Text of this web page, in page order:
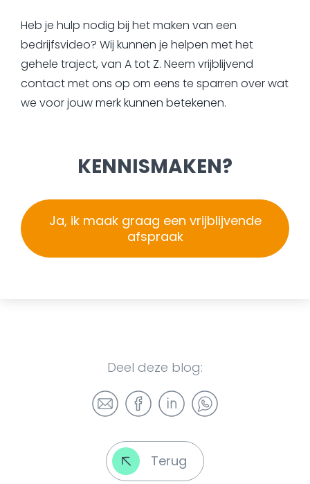
Heb je hulp nodig bij het maken van een
bedrijfsvideo? Wij kunnen je helpen met het
gehele traject, van A tot Z. Neem vrijblijvend
contact met ons op om eens te sparren over wat
we voor jouw merk kunnen betekenen.
KENNISMAKEN?
Ja, ik maak graag een vrijblijvende
afspraak
Deel deze blog:
Terug